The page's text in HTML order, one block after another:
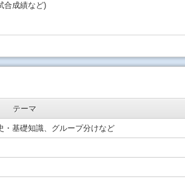
成績など)
テーマ
基礎知識、グループ分けなど